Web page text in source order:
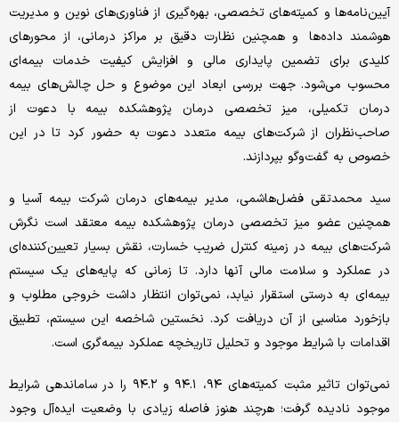
آیین‌نامه‌ها و کمیته‌های تخصصی، بهره‌گیری از فناوری‌های نوین و مدیریت
هوشمند داده‌ها و همچنین نظارت دقیق بر مراکز درمانی، از محورهای
کلیدی برای تضمین پایداری مالی و افزایش کیفیت خدمات بیمه‌ای
محسوب می‌شود. جهت بررسی ابعاد این موضوع و حل چالش‌های بیمه
درمان تکمیلی، میز تخصصی درمان پژوهشکده بیمه با دعوت از
صاحب‌نظران از شرکت‌های بیمه متعدد دعوت به حضور کرد تا در این
خصوص به گفت‌وگو بپردازند.
سید محمد‌تقی فضل‌هاشمی، مدیر بیمه‌های درمان شرکت بیمه آسیا و
همچنین عضو میز تخصصی درمان پژوهشکده بیمه معتقد است نگرش
شرکت‌های بیمه در زمینه کنترل ضریب خسارت، نقش بسیار تعیین‌کننده‌ای
در عملکرد و سلامت مالی آنها دارد. تا زمانی که پایه‌های یک سیستم
بیمه‌ای به درستی استقرار نیابد، نمی‌توان انتظار داشت خروجی مطلوب و
بازخورد مناسبی از آن دریافت کرد. نخستین شاخصه این سیستم، تطبیق
اقدامات با شرایط موجود و تحلیل تاریخچه عملکرد بیمه‌گری است.
نمی‌توان تاثیر مثبت کمیته‌های ۹۴، ۹۴.۱ و ۹۴.۲ را در ساماندهی شرایط
موجود نادیده گرفت؛ هرچند هنوز فاصله زیادی با وضعیت ایده‌آل وجود